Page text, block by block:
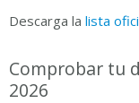
Descarga la lista
Comprobar tu
2026